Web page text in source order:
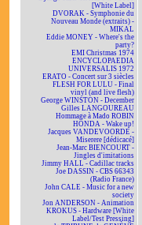
[White Label]
DVORAK - Symphonie du
Nouveau Monde (extraits) -
MIKAL
Eddie MONEY - Where's the
party?
EMI Christmas 1974
ENCYCLOPAEDIA
UNIVERSALIS 1972
ERATO - Concert sur 3 siècles
FLESH FOR LULU - Final
vinyl (and live flesh)
George WINSTON - December
Gilles LANGOUREAU
Hommage à Mado ROBIN
HONDA - Wake up!
Jacques VANDEVOORDE -
Miserere [dédicacé]
Jean-Marc BIENCOURT -
Jingles d'imitations
Jimmy HALL - Cadillac tracks
Joe DASSIN - CBS 66343
(Radio France)
John CALE - Music for a new
society
Jon ANDERSON - Animation
KROKUS - Hardware [White
Label/Test Pressing]